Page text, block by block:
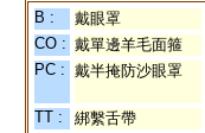
B : 戴眼罩
CO : 戴單邊羊毛面箍
PC : 戴半掩防沙眼罩
TT : 綁繫舌帶